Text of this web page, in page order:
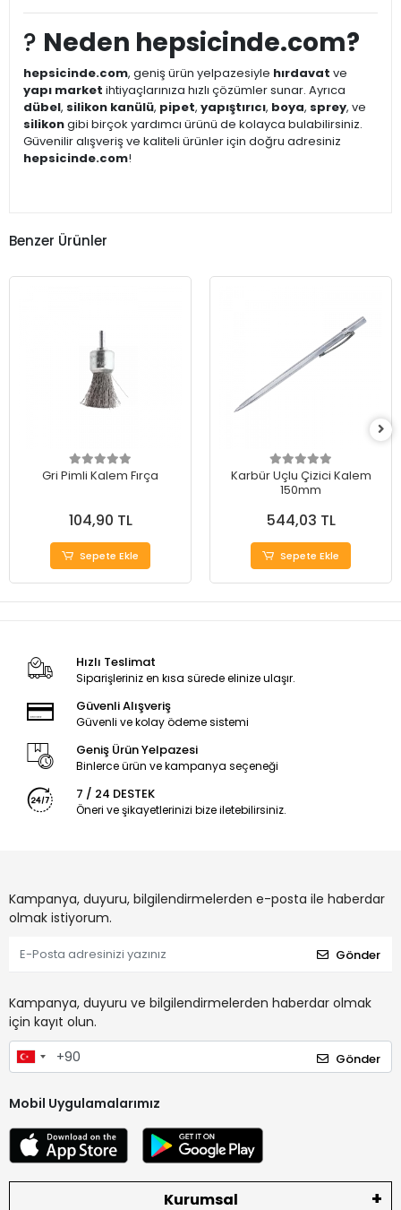
? Neden hepsicinde.com?
hepsicinde.com, geniş ürün yelpazesiyle hırdavat ve
yapı market ihtiyaçlarınıza hızlı çözümler sunar. Ayrıca
dübel, silikon kanülü, pipet, yapıştırıcı, boya, sprey, ve
silikongibi birçok yardımcı ürünü de kolayca bulabilirsiniz.
Güvenilir alışveriş ve kaliteli ürünler için doğru adresiniz
hepsicinde.com!
Benzer Ürünler
Gri Pimli Kalem Fırça
104,90 TL
Sepete Ekle
Karbür Uçlu Çizici Kalem
150mm
544,03 TL
Sepete Ekle
Hızlı Teslimat
Siparişleriniz en kısa sürede elinize ulaşır.
Güvenli Alışveriş
Güvenli ve kolay ödeme sistemi
Geniş Ürün Yelpazesi
Binlerce ürün ve kampanya seçeneği
7 / 24 DESTEK
Öneri ve şikayetlerinizi bize iletebilirsiniz.
Kampanya, duyuru, bilgilendirmelerden e-posta ile haberdar
olmak istiyorum.
Gönder
Kampanya, duyuru ve bilgilendirmelerden haberdar olmak
için kayıt olun.
Gönder
Mobil Uygulamalarımız
Kurumsal